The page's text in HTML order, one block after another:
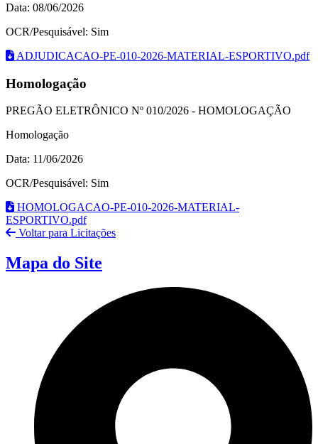
Data: 08/06/2026
OCR/Pesquisável: Sim
ADJUDICACAO-PE-010-2026-MATERIAL-ESPORTIVO.pdf
Homologação
PREGÃO ELETRÔNICO Nº 010/2026 - HOMOLOGAÇÃO
Homologação
Data: 11/06/2026
OCR/Pesquisável: Sim
HOMOLOGACAO-PE-010-2026-MATERIAL-
ESPORTIVO.pdf
Voltar para Licitações
Mapa do Site